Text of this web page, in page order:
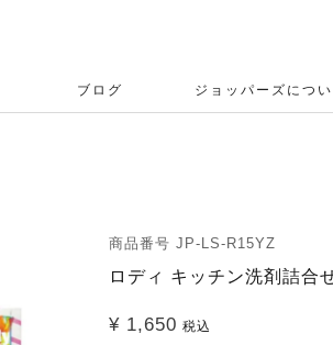
ブログ ジョッパーズにつ
商品番号 JP-LS-R15YZ
ロディ キッチン洗剤詰合
¥ 1,650 税込